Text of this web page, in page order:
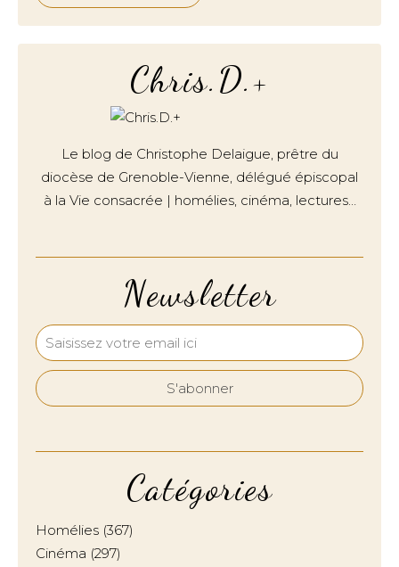
Newsletter
Catégories
Homélies (367)
Cinéma (297)
Chris.D.+
Le blog de Christophe Delaigue, prêtre du
diocèse de Grenoble-Vienne, délégué épiscopal
à la Vie consacrée | homélies, cinéma, lectures…